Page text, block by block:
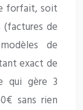
forfait, soit
de
de
exact de
qui gère 3
sans rien